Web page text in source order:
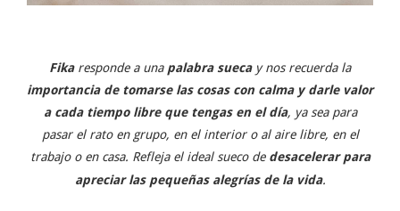
Fikaresponde a una palabra suecay nos recuerda la
importancia de tomarse las cosas con calma y darle valor
a cada tiempo libre que tengas en el día, ya sea para
pasar el rato en grupo, en el interior o al aire libre, en el
trabajo o en casa. Refleja el ideal sueco de desacelerar para
apreciar las pequeñas alegrías de la vida.